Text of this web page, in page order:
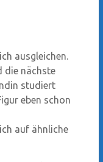
ausgleichen.
die nächste
studiert
eben schon
auf ähnliche